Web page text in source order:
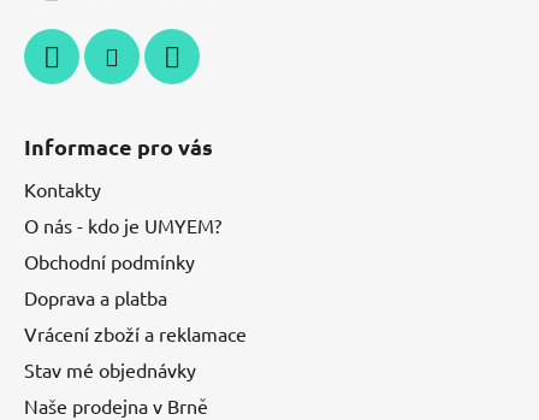
Informace pro vás
Kontakty
O nás - kdo je UMYEM?
Obchodní podmínky
Doprava a platba
Vrácení zboží a reklamace
Stav mé objednávky
Naše prodejna v Brně